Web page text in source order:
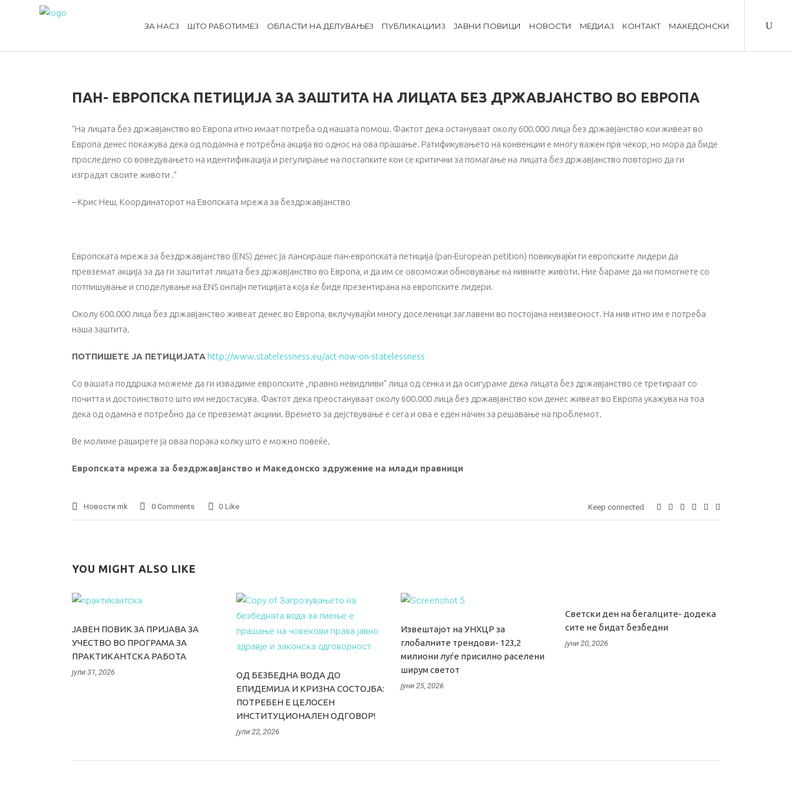
ЗА НАС ШТО РАБОТИМЕ ОБЛАСТИ НА ДЕЛУВАЊЕ ПУБЛИКАЦИИ ЈАВНИ ПОВИЦИ НОВОСТИ MЕДИА КОНТАКТ МАКЕДОНСКИ
ПАН- ЕВРОПСКА ПЕТИЦИЈА ЗА ЗАШТИТА НА ЛИЦАТА БЕЗ ДРЖАВЈАНСТВО ВО ЕВРОПА
“На лицата без државјанство во Европа итно имаат потреба од нашата помош. Фактот дека остануваат околу 600.000 лица без државјанство кои живеат во
Европа денес покажува дека од подамна е потребна акција во однос на ова прашање. Ратификувањето на конвенции е многу важен прв чекор, но мора да биде
проследено со воведувањето на идентификација и регулирање на постапките кои се критични за помагање на лицата без државјанство повторно да ги
изградат своите животи .”
– Крис Неш, Координаторот на Евопската мрежа за бездржавјанство
Европската мрежа за бездржавјанство (ЕNS) денес ја лансираше пан-европската петиција (pan-European petition) повикувајќи ги европските лидери да
превземат акција за да ги заштитат лицата без државјанство во Европа, и да им се овозможи обновување на нивните животи. Ние бараме да ни помогнете со
потпишување и споделување на ЕNS онлајн петицијата која ќе биде презентирана на европските лидери.
Околу 600.000 лица без државјанство живеат денес во Европа, вклучувајќи многу доселеници заглавени во постојана неизвесност. На нив итно им е потреба
наша заштита.
ПОТПИШЕТЕ ЈА ПЕТИЦИЈАТА http://www.statelessness.eu/act-now-on-statelessness
Со вашата поддршка можеме да ги извадиме европските „правно невидливи“ лица од сенка и да осигураме дека лицата без државјанство се третираат со
почитта и достоинството што им недостасува. Фактот дека преостануваат околу 600.000 лица без државјанство кои денес живеат во Европа укажува на тоа
дека од одамна е потребно да се превземат акциии. Времето за дејствување е сега и ова е еден начин за решавање на проблемот.
Ве молиме раширете ја оваа порака колку што е можно повеќе.
Европската мрежа за бездржавјанство и Македонско здружение на млади правници
Новости mk 0 Comments 0 Like Keep connected
YOU MIGHT ALSO LIKE
ЈАВЕН ПОВИК ЗА ПРИЈАВА ЗА
УЧЕСТВО ВО ПРОГРАМА ЗА
ПРАКТИКАНТСКА РАБОТА
јули 31, 2026
ОД БЕЗБЕДНА ВОДА ДО
ЕПИДЕМИЈА И КРИЗНА СОСТОЈБА:
ПОТРЕБЕН Е ЦЕЛОСЕН
ИНСТИТУЦИОНАЛЕН ОДГОВОР!
јули 22, 2026
Извештајот на УНХЦР за
глобалните трендови- 123,2
милиони луѓе присилно раселени
ширум светот
јуни 25, 2026
Светски ден на бегалците- додека
сите не бидат безбедни
јуни 20, 2026